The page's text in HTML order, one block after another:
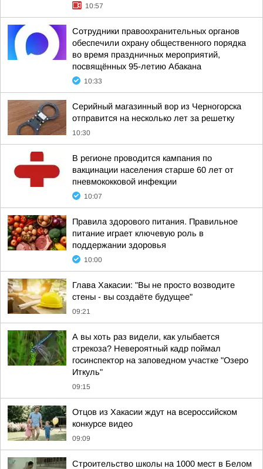
10:57
Сотрудники правоохранительных органов
обеспечили охрану общественного порядка
во время праздничных мероприятий,
посвящённых 95-летию Абакана
10:33
Серийный магазинный вор из Черногорска
отправится на несколько лет за решетку
10:30
В регионе проводится кампания по
вакцинации населения старше 60 лет от
пневмококковой инфекции
10:07
Правила здорового питания. Правильное
питание играет ключевую роль в
поддержании здоровья
10:00
Глава Хакасии: "Вы не просто возводите
стены - вы создаёте будущее"
09:21
А вы хоть раз видели, как улыбается
стрекоза? Невероятный кадр поймал
госинспектор на заповедном участке "Озеро
Иткуль"
09:15
Отцов из Хакасии ждут на всероссийском
конкурсе видео
09:09
Строительство школы на 1000 мест в Белом